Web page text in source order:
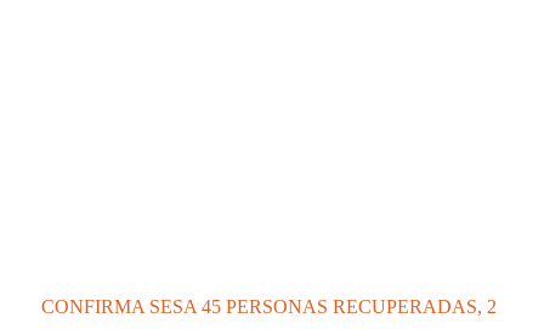
CONFIRMA SESA 45 PERSONAS RECUPERADAS, 2